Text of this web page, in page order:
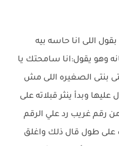
اللى انا حاسه بيه
وهو يقول:انا سامحتك يا
بنتى الصغيره اللى مش
وبدأ ينثر قبلاته على
رقم غريب رد علي الرقم
على طول قال ذلك واغلق